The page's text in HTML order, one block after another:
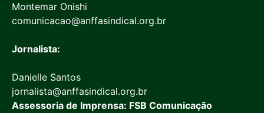
Montemar Onishi
comunicacao@anffasindical.org.br
Jornalista:
Danielle Santos
jornalista@anffasindical.org.br
Assessoria de Imprensa: FSB Comunicação